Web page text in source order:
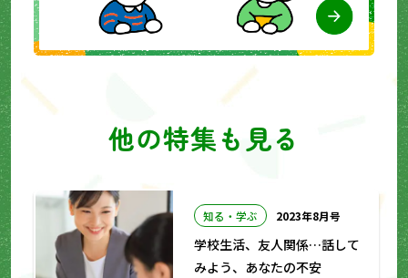
他の特集も見る
知る・学ぶ 2023年8月号
学校生活、友人関係…話して
みよう、あなたの不安